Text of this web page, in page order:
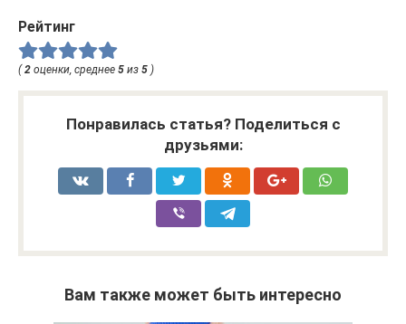
Рейтинг
(2 оценки, среднее 5 из 5 )
Понравилась статья? Поделиться с
друзьями:
Вам также может быть интересно